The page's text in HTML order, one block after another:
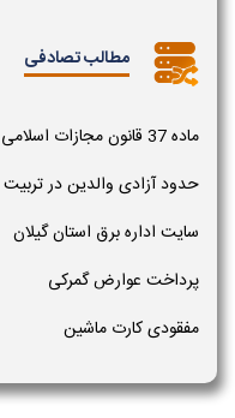
مطالب تصادفی
ماده 37 قانون مجازات اسلامی
حدود آزادی والدین در تربیت
سایت اداره برق استان گیلان
پرداخت عوارض گمرکی
مفقودی کارت ماشین